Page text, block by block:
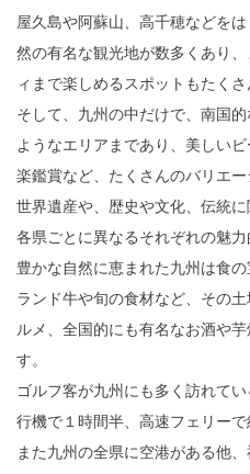
屋久島や阿蘇山、高千穂などを
然の有名な観光地が数多くあり
ィまで楽しめるスポットもたくさ
そして、九州の中だけで、南国
ようなエリアまであり、美しい
楽鑑賞など、たくさんのバリエー
世界遺産や、歴史や文化、伝統に
各県ごとに異なるそれぞれの魅力
豊かな自然に恵まれた九州は食
ランド牛や旬の食材など、その
ルメ、全国的にも有名なお酒や
す。
ゴルフ客が九州にも多く訪れて
行機で１時間半、高速フェリーで
また九州の全県に空港がある他